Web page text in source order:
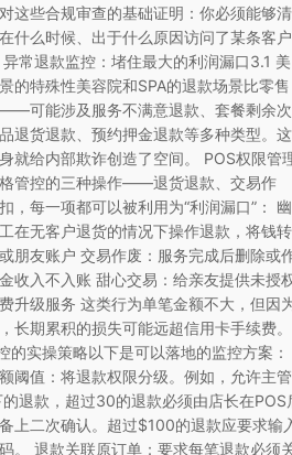
这些合规审查的基础证明：你必须能够清
什么时候、出于什么原因访问了某条客户
常退款监控：堵住最大的利润漏口3.1 美
的特殊性美容院和SPA的退款场景比零售
可能涉及服务不满意退款、套餐剩余次
退货退款、预约押金退款等多种类型。这
就给内部欺诈创造了空间。 POS权限管
管控的三种操作——退货退款、交易作
，每一项都可以被利用为“利润漏口”： 幽
在无客户退货的情况下操作退款，将钱转
朋友账户 交易作废：服务完成后删除或
收入不入账 甜心交易：给亲友提供未授
升级服务 这类行为单笔金额不大，但因
长期累积的损失可能远超信用卡手续费。
的实操策略以下是可以落地的监控方案：
阈值：将退款权限分级。例如，允许主管
退款，超过30的退款必须由店长在POS
上二次确认。超过$100的退款应要求输
。 退款关联原订单：要求每笔退款必须